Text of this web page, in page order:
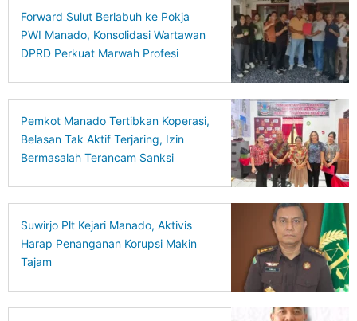
Forward Sulut Berlabuh ke Pokja
PWI Manado, Konsolidasi Wartawan
DPRD Perkuat Marwah Profesi
Pemkot Manado Tertibkan Koperasi,
Belasan Tak Aktif Terjaring, Izin
Bermasalah Terancam Sanksi
Suwirjo Plt Kejari Manado, Aktivis
Harap Penanganan Korupsi Makin
Tajam